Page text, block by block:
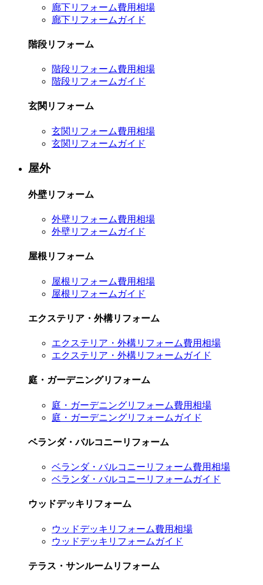
廊下リフォーム費用相場
廊下リフォームガイド
階段リフォーム
階段リフォーム費用相場
階段リフォームガイド
玄関リフォーム
玄関リフォーム費用相場
玄関リフォームガイド
屋外
外壁リフォーム
外壁リフォーム費用相場
外壁リフォームガイド
屋根リフォーム
屋根リフォーム費用相場
屋根リフォームガイド
エクステリア・外構リフォーム
エクステリア・外構リフォーム費用相場
エクステリア・外構リフォームガイド
庭・ガーデニングリフォーム
庭・ガーデニングリフォーム費用相場
庭・ガーデニングリフォームガイド
ベランダ・バルコニーリフォーム
ベランダ・バルコニーリフォーム費用相場
ベランダ・バルコニーリフォームガイド
ウッドデッキリフォーム
ウッドデッキリフォーム費用相場
ウッドデッキリフォームガイド
テラス・サンルームリフォーム